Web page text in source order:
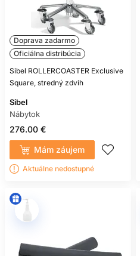
Doprava zadarmo
Oficiálna distribúcia
Sibel ROLLERCOASTER Exclusive
Square, stredný zdvih
Sibel
Nábytok
276.00 €
Mám záujem
Aktuálne nedostupné